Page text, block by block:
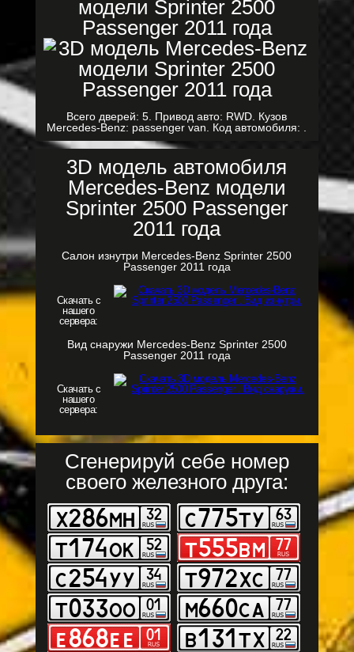
Всего дверей: 5. Привод авто: RWD. Кузов
Mercedes-Benz: passenger van. Код автомобиля: .
3D модель автомобиля
Mercedes-Benz модели
Sprinter 2500 Passenger
2011 года
Салон изнутри Mercedes-Benz Sprinter 2500
Passenger 2011 года
Скачать с
нашего
сервера:
Вид снаружи Mercedes-Benz Sprinter 2500
Passenger 2011 года
Скачать с
нашего
сервера:
Сгенерируй себе номер
своего железного друга: